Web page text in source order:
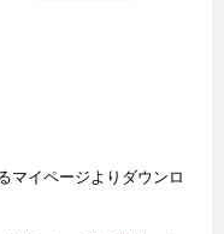
マイページよりダウンロ